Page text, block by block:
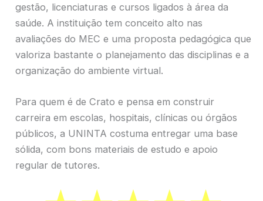
gestão, licenciaturas e cursos ligados à área da
saúde. A instituição tem conceito alto nas
avaliações do MEC e uma proposta pedagógica que
valoriza bastante o planejamento das disciplinas e a
organização do ambiente virtual.
Para quem é de Crato e pensa em construir
carreira em escolas, hospitais, clínicas ou órgãos
públicos, a UNINTA costuma entregar uma base
sólida, com bons materiais de estudo e apoio
regular de tutores.